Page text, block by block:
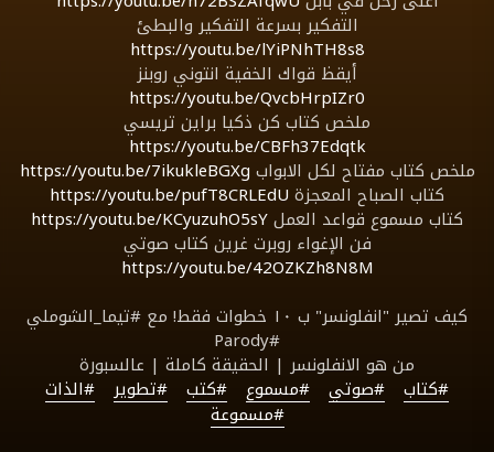
التفكير بسرعة التفكير والبطئ
https://youtu.be/lYiPNhTH8s8
أيقظ قواك الخفية انتوني روبنز
https://youtu.be/QvcbHrpIZr0
ملخص كتاب كن ذكيا براين تريسي
https://youtu.be/CBFh37Edqtk
ملخص كتاب مفتاح لكل الابواب https://youtu.be/7ikukleBGXg
كتاب الصباح المعجزة https://youtu.be/pufT8CRLEdU
كتاب مسموع قواعد العملhttps://youtu.be/KCyuzuhO5sY
فن الإغواء روبرت غرين كتاب صوتي
https://youtu.be/42OZKZh8N8M
كيف تصير "انفلونسر" ب ١٠ خطوات فقط! مع #تيما_الشوملي
#Parody
من هو الانفلونسر | الحقيقة كاملة | عالسبورة
#كتاب #صوتي #مسموع #كتب #تطوير
#الذات
#مسموعة